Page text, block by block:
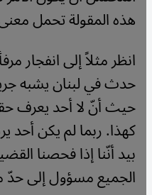
هذه المقولة تحمل
حدث في لبنان يشبه
حيث أنّ لا أحد يعرف
كهذا. ربما لم يكن
بيد أنّنا إذا فحصنا
الجميع مسؤول إلى